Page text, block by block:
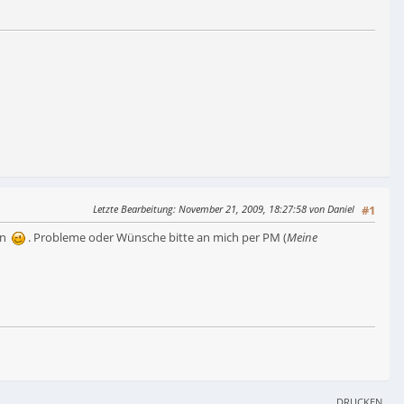
#1
Letzte Bearbeitung: November 21, 2009, 18:27:58 von Daniel
. Probleme oder Wünsche bitte an mich per PM (Meine